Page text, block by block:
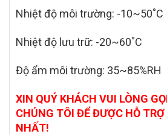
Nhiệt độ môi trường: -10~50˚C
Nhiệt độ lưu trữ: -20~60˚C
Độ ẩm môi trường: 35~85%RH
XIN QUÝ KHÁCH VUI LÒNG
CHÚNG TÔI ĐỂ ĐƯỢC HỖ
NHẤT!